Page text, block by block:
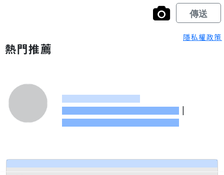
隱私權政策
熱門推薦
|